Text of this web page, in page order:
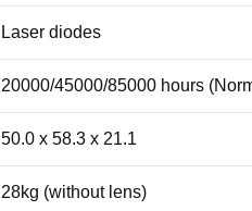
Laser diodes
20000/45000/85000 hours
50.0 x 58.3 x 21.1
28kg (without lens)